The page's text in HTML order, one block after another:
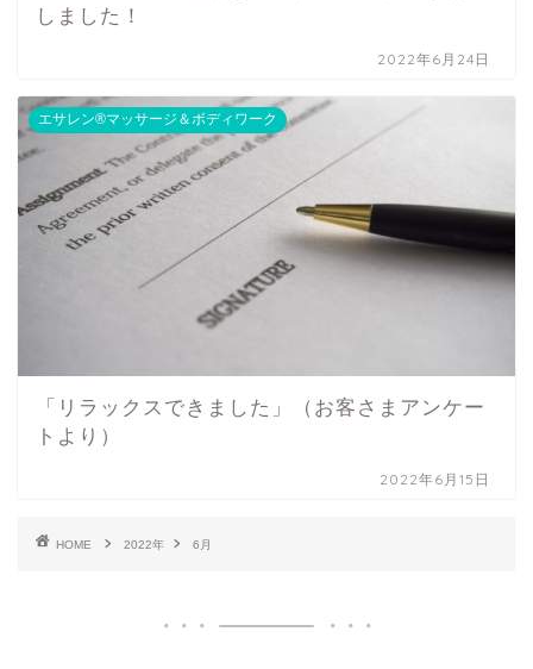
しました！
2022年6月24日
エサレン®マッサージ＆ボディワーク
「リラックスできました」（お客さまアンケー
トより）
2022年6月15日
HOME 2022年 6月